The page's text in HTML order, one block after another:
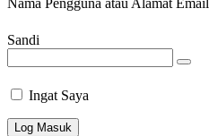
Nama Pengguna atau Alamat Email
Sandi
Ingat Saya